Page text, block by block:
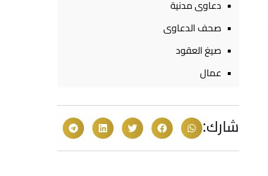
دعاوى مدنية
صحف الدعاوى
صيغ العقود
عمال
شارك: